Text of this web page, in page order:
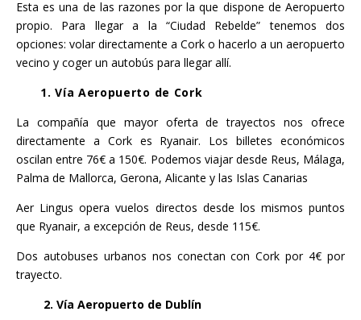
Esta es una de las razones por la que dispone de Aeropuerto
propio. Para llegar a la “Ciudad Rebelde” tenemos dos
opciones: volar directamente a Cork o hacerlo a un aeropuerto
vecino y coger un autobús para llegar allí.
1. Vía Aeropuerto de Cork
La compañía que mayor oferta de trayectos nos ofrece
directamente a Cork es Ryanair. Los billetes económicos
oscilan entre 76€ a 150€. Podemos viajar desde Reus, Málaga,
Palma de Mallorca, Gerona, Alicante y las Islas Canarias
Aer Lingus opera vuelos directos desde los mismos puntos
que Ryanair, a excepción de Reus, desde 115€.
Dos autobuses urbanos nos conectan con Cork por 4€ por
trayecto.
2. Vía Aeropuerto de Dublín